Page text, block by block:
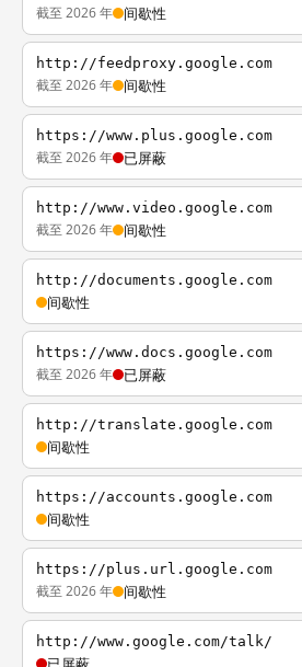
截至 2026 年 间歇性
http://feedproxy.google.com
截至 2026 年 间歇性
https://www.plus.google.com
截至 2026 年 已屏蔽
http://www.video.google.com
截至 2026 年 间歇性
http://documents.google.com
间歇性
https://www.docs.google.com
截至 2026 年 已屏蔽
http://translate.google.com
间歇性
https://accounts.google.com
间歇性
https://plus.url.google.com
截至 2026 年 间歇性
http://www.google.com/talk/